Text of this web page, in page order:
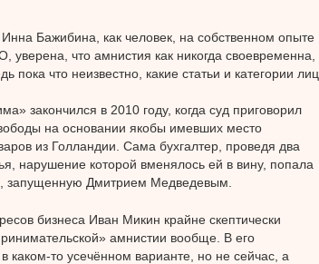
Бажибина, как человек, на собственном опыте
что амнистия как никогда своевременна,
пока что неизвестно, какие статьи и категории лиц
закончился в 2010 году, когда суд приговорил
на основании якобы имевших место
из Голландии. Сама бухгалтер, проведя два
нарушение которой вменялось ей в вину, попала
запущенную Дмитрием Медведевым.
бизнеса Иван Микин крайне скептически
амнистии вообще. В его
каком-то усечённом варианте, но не сейчас, а